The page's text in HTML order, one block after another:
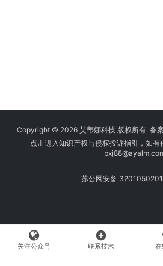
Copyright © 2026 艾蒂娜科技 版权所有 备案
点击进入知识产权与侵权投诉指引，如
bxj88
苏公网安备
关注公众号
add_circle
联系技术 在